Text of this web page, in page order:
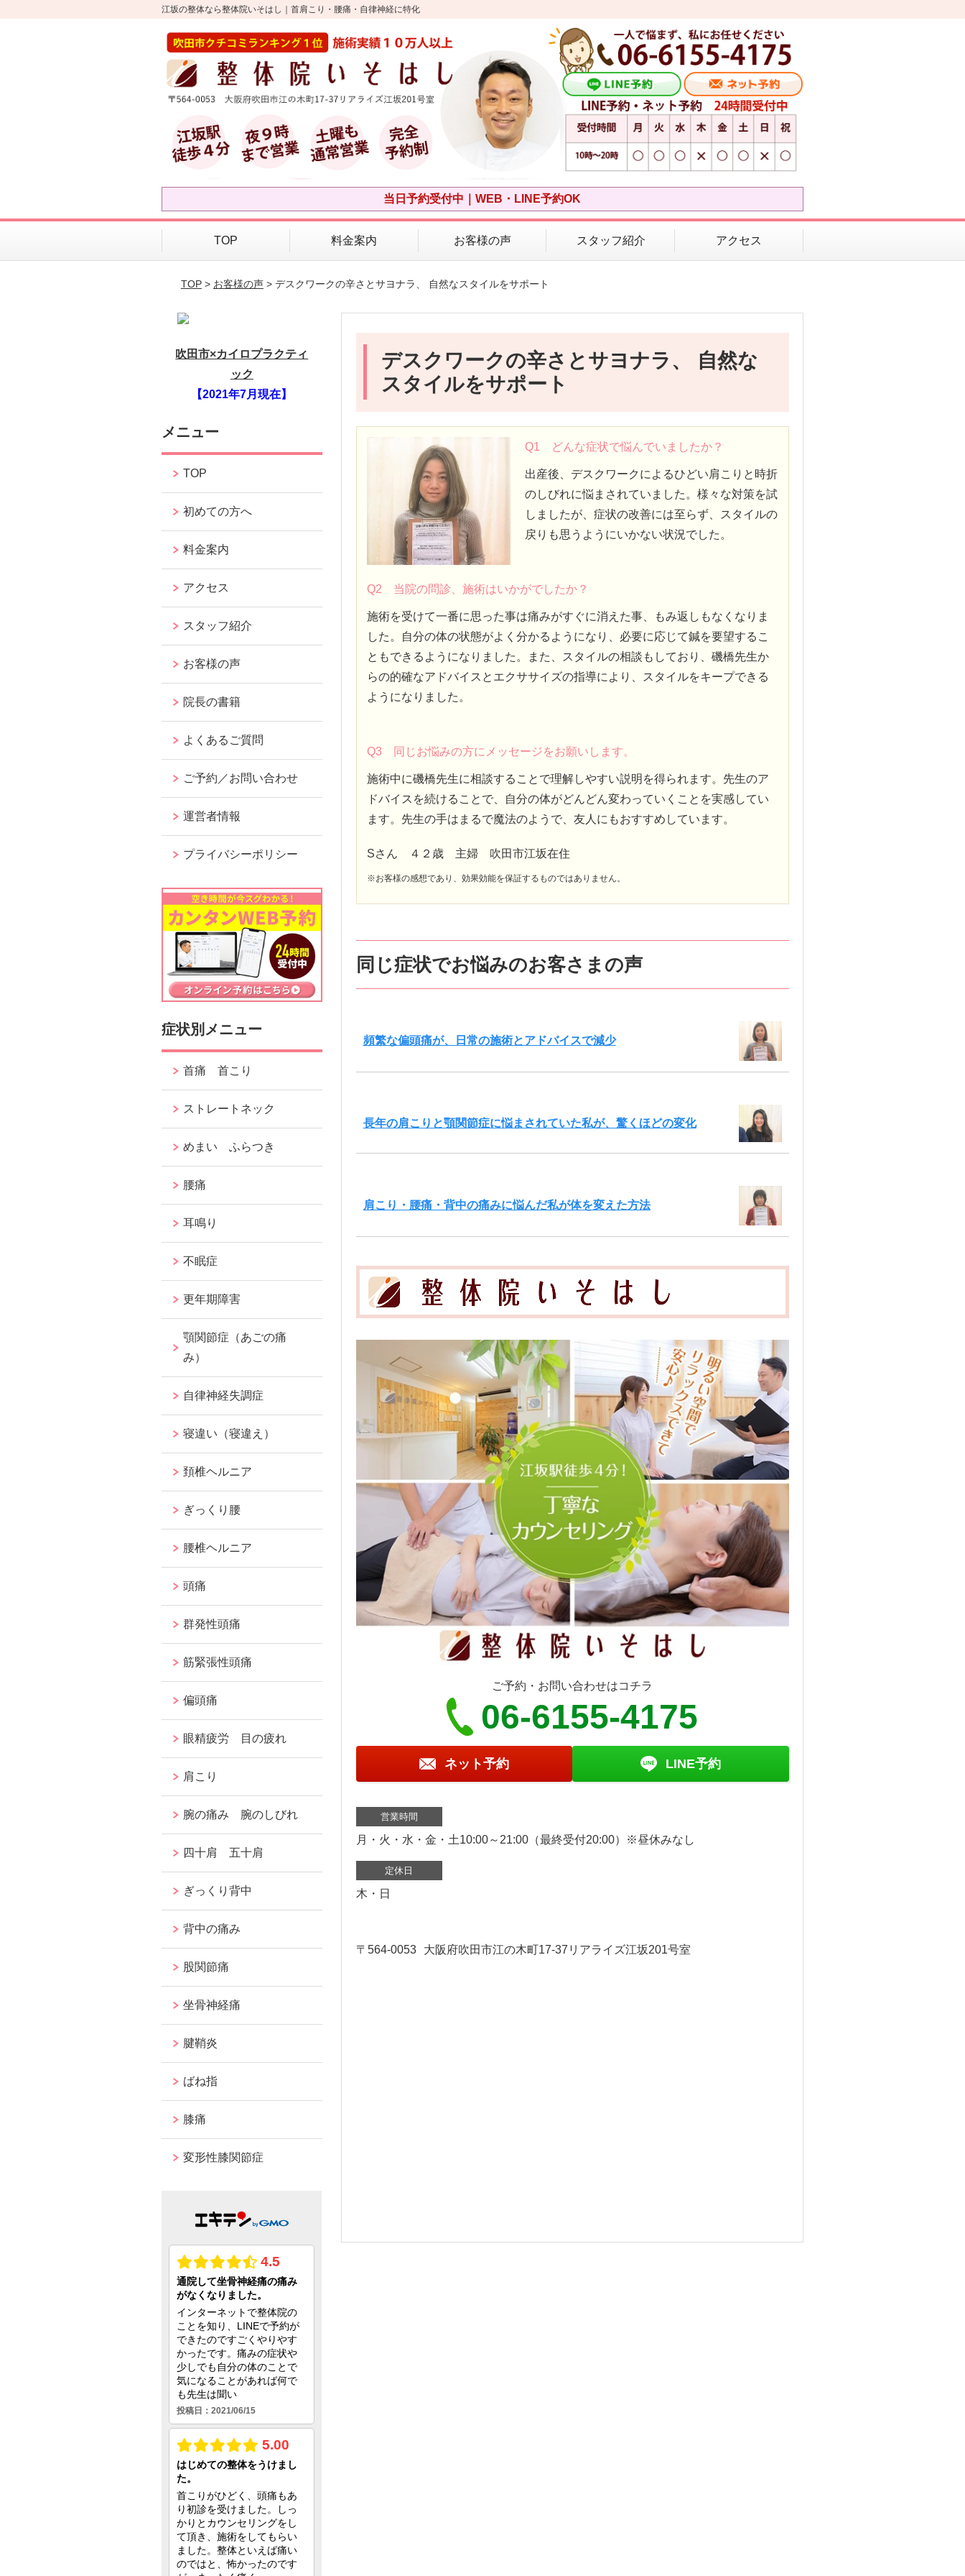
江坂の整体なら整体院いそはし｜首肩こり・腰痛・自律神経に特化
当日予約受付中｜WEB・LINE予約OK
TOP 料金案内 お客様の声 スタッフ紹介 アクセス
TOP> お客様の声> デスクワークの辛さとサヨナラ、 自然なスタイルをサポート
デスクワークの辛さとサヨナラ、 自然な
スタイルをサポート
Q1 どんな症状で悩んでいましたか？
出産後、デスクワークによるひどい肩こりと時折
のしびれに悩まされていました。様々な対策を試
しましたが、症状の改善には至らず、スタイルの
戻りも思うようにいかない状況でした。
Q2 当院の問診、施術はいかがでしたか？
施術を受けて一番に思った事は痛みがすぐに消えた事、もみ返しもなくなりま
した。自分の体の状態がよく分かるようになり、必要に応じて鍼を要望するこ
ともできるようになりました。また、スタイルの相談もしており、磯橋先生か
らの的確なアドバイスとエクササイズの指導により、スタイルをキープできる
ようになりました。
Q3 同じお悩みの方にメッセージをお願いします。
施術中に磯橋先生に相談することで理解しやすい説明を得られます。先生のア
ドバイスを続けることで、自分の体がどんどん変わっていくことを実感してい
ます。先生の手はまるで魔法のようで、友人にもおすすめしています。
Sさん ４２歳 主婦 吹田市江坂在住
※お客様の感想であり、効果効能を保証するものではありません。
同じ症状でお悩みのお客さまの声
頻繁な偏頭痛が、日常の施術とアドバイスで減少
長年の肩こりと顎関節症に悩まされていた私が、驚くほどの変化
肩こり・腰痛・背中の痛みに悩んだ私が体を変えた方法
ご予約・お問い合わせはコチラ
06-6155-4175
ネット予約 LINE予約
営業時間
月・火・水・金・土10:00～21:00（最終受付20:00）※昼休みなし
定休日
木・日
〒564-0053 大阪府吹田市江の木町17‐37リアライズ江坂201号室
吹田市×カイロプラクティ
ック
【2021年7月現在】
メニュー
TOP
初めての方へ
料金案内
アクセス
スタッフ紹介
お客様の声
院長の書籍
よくあるご質問
ご予約／お問い合わせ
運営者情報
プライバシーポリシー
症状別メニュー
首痛 首こり
ストレートネック
めまい ふらつき
腰痛
耳鳴り
不眠症
更年期障害
顎関節症（あごの痛
み）
自律神経失調症
寝違い（寝違え）
頚椎ヘルニア
ぎっくり腰
腰椎ヘルニア
頭痛
群発性頭痛
筋緊張性頭痛
偏頭痛
眼精疲労 目の疲れ
肩こり
腕の痛み 腕のしびれ
四十肩 五十肩
ぎっくり背中
背中の痛み
股関節痛
坐骨神経痛
腱鞘炎
ばね指
膝痛
変形性膝関節症